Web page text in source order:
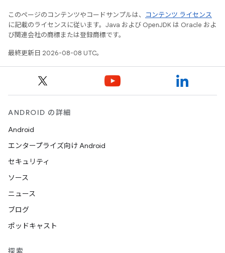
このページのコンテンツやコードサンプルは、
コンテンツ ライセンス
に記載のライセンスに従います。Java および OpenJDK は Oracle およ
び関連会社の商標または登録商標です。
最終更新日 2026-08-08 UTC。
ANDROID の詳細
Android
エンタープライズ向け Android
セキュリティ
ソース
ニュース
ブログ
ポッドキャスト
探索